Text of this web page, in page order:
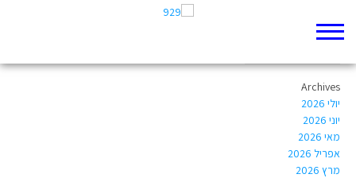
yambaryosef@gmail.com
Archives
יולי 2026
יוני 2026
מאי 2026
אפריל 2026
מרץ 2026